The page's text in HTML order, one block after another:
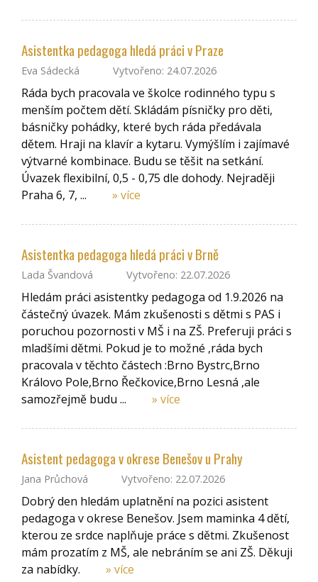
Asistentka pedagoga hledá práci v Praze
Eva Sádecká Vytvořeno: 24.07.2026
Ráda bych pracovala ve školce rodinného typu s
menším počtem dětí. Skládám písničky pro děti,
básničky pohádky, které bych ráda předávala
dětem. Hraji na klavír a kytaru. Vymýšlím i zajímavé
výtvarné kombinace. Budu se těšit na setkání.
Úvazek flexibilní, 0,5 - 0,75 dle dohody. Nejraději
Praha 6, 7, ...
» více
Asistentka pedagoga hledá práci v Brně
Lada Švandová Vytvořeno: 22.07.2026
Hledám práci asistentky pedagoga od 1.9.2026 na
částečný úvazek. Mám zkušenosti s dětmi s PAS i
poruchou pozornosti v MŠ i na ZŠ. Preferuji práci s
mladšími dětmi. Pokud je to možné ,ráda bych
pracovala v těchto částech :Brno Bystrc,Brno
Královo Pole,Brno Řečkovice,Brno Lesná ,ale
samozřejmě budu ...
» více
Asistent pedagoga v okrese Benešov u Prahy
Jana Průchová Vytvořeno: 22.07.2026
Dobrý den hledám uplatnění na pozici asistent
pedagoga v okrese Benešov. Jsem maminka 4 dětí,
kterou ze srdce naplňuje práce s dětmi. Zkušenost
mám prozatím z MŠ, ale nebráním se ani ZŠ. Děkuji
za nabídky.
» více